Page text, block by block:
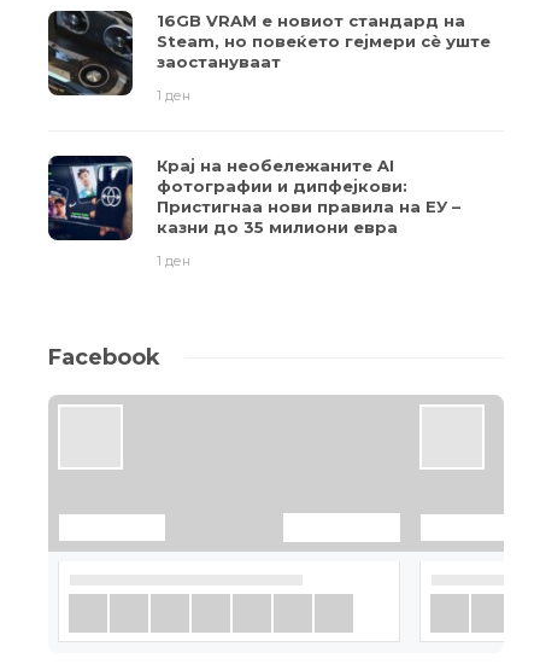
16GB VRAM е новиот стандард на
Steam, но повеќето гејмери ​​сè уште
заостануваат
1 ден
Крај на необележаните AI
фотографии и дипфејкови:
Пристигнаа нови правила на ЕУ –
казни до 35 милиони евра
1 ден
Facebook